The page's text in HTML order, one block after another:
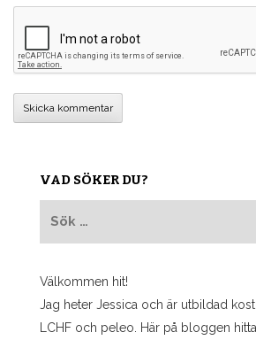
VAD SÖKER DU?
Välkommen hit!
Jag heter Jessica och är utbildad
LCHF och peleo. Här på bloggen